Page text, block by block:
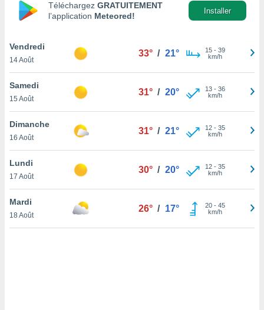
un
la
du
votre
à
en
le
Téléchargez GRATUITEMENT
l’application Meteored!
Installer
Vendredi
14 Août
33° / 21° 15- 39
km/h
Samedi
15 Août
31° / 20° 13- 36
km/h
Dimanche
16 Août
31° / 21° 12- 35
km/h
Lundi
17 Août
30° / 20° 12- 35
km/h
Mardi
18 Août
26° / 17° 20- 45
km/h